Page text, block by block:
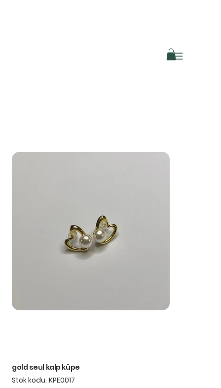
gold seul kalp küpe
Stok kodu: Stok
kodu:
KPE0017